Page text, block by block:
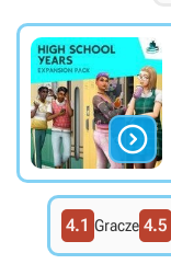

4.1 Gracze 4.5